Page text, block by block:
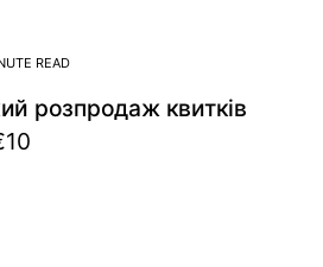
READ
розпродаж квитків